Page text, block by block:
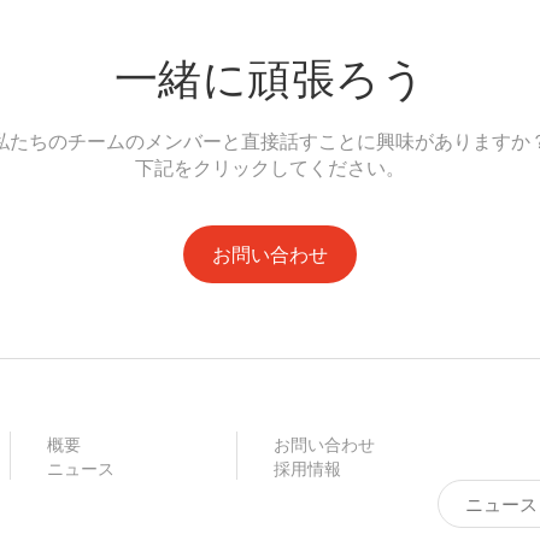
一緒に頑張ろう
たちのチームのメンバーと直接話すことに興味がありますか
下記をクリックしてください。
お問い合わせ
概要
ニュース
お問い合わせ
採用情報